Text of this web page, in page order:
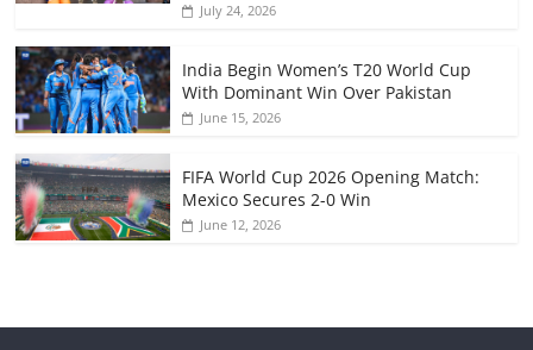
July 24, 2026
India Begin Women’s T20 World Cup
With Dominant Win Over Pakistan
June 15, 2026
FIFA World Cup 2026 Opening Match:
Mexico Secures 2-0 Win
June 12, 2026